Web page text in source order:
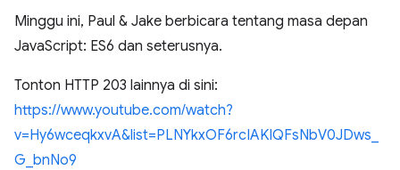
Minggu ini, Paul & Jake berbicara tentang masa depan
JavaScript: ES6 dan seterusnya.
Tonton HTTP 203 lainnya di sini:
https://www.youtube.com/watch?
v=Hy6wceqkxvA&list=PLNYkxOF6rcIAKIQFsNbV0JDws_
G_bnNo9